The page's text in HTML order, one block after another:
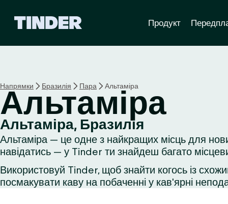
а
с
т
о
р
і
н
а
T
Продукт
Напрямки Бразилія Пара Альтаміра
Альтаміра
Альтаміра, Бразилія
Альтаміра — це одне з найкращих місць для
навідатись — у Tinder ти знайдеш багато
Використовуй Tinder, щоб знайти когось із
посмакувати каву на побаченні у кав'ярні